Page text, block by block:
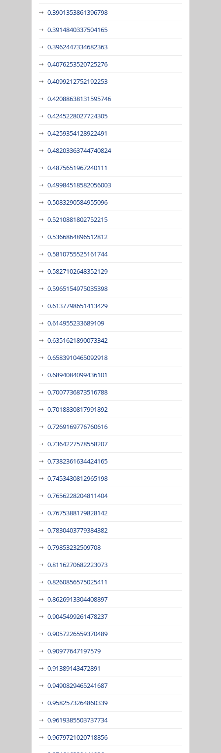
0.3901353861396798
0.3914840337504165
0.3962447334682363
0.4076253520725276
0.4099212752192253
0.42088638131595746
0.4245228027724305
0.4259354128922491
0.48203363744740824
0.4875651967240111
0.49984518582056003
0.5083290584955096
0.5210881802752215
0.5366864896512812
0.5810755525161744
0.5827102648352129
0.5965154975035398
0.6137798651413429
0.614955233689109
0.6351621890073342
0.6583910465092918
0.6894084099436101
0.7007736873516788
0.7018830817991892
0.7269169776760616
0.7364227578558207
0.7382361634424165
0.7453430812965198
0.7656228204811404
0.7675388179828142
0.7830403779384382
0.79853232509708
0.8116270682223073
0.8260856575025411
0.8626913304408897
0.9045499261478237
0.9057226559370489
0.90977647197579
0.91389143472891
0.9490829465241687
0.9582573264860339
0.9619385503737734
0.9679721020718856